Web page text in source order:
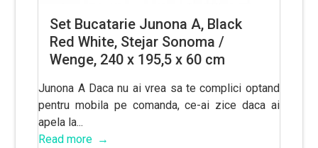
Set Bucatarie Junona A, Black
Red White, Stejar Sonoma /
Wenge, 240 x 195,5 x 60 cm
Junona A Daca nu ai vrea sa te complici optand
pentru mobila pe comanda, ce-ai zice daca ai
apela la...
Read more